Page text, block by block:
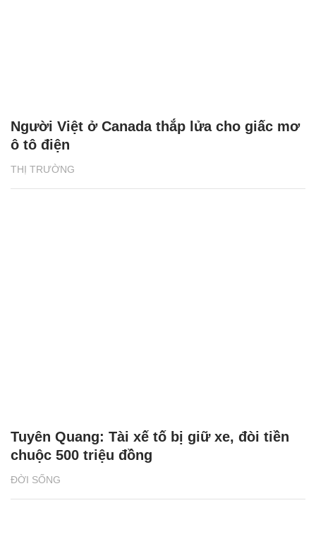
THỊ TRƯỜNG
Người Việt ở Canada thắp lửa cho giấc mơ
ô tô điện
ĐỜI SỐNG
Tuyên Quang: Tài xế tố bị giữ xe, đòi tiền
chuộc 500 triệu đồng